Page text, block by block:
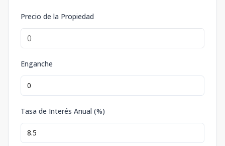
Precio de la Propiedad
Enganche
Tasa de Interés Anual (%)